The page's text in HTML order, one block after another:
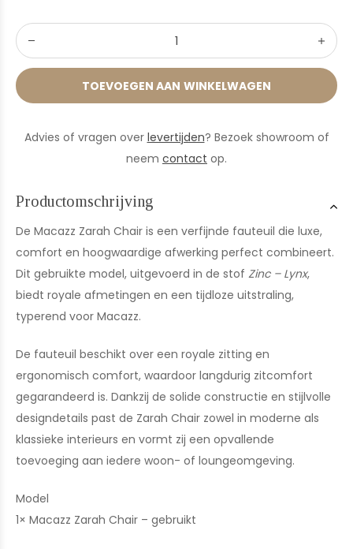
TOEVOEGEN AAN WINKELWAGEN
Advies of vragen over levertijden? Bezoek showroom of
neem contact op.
Productomschrijving
De Macazz Zarah Chair is een verfijnde fauteuil die luxe,
comfort en hoogwaardige afwerking perfect combineert.
Dit gebruikte model, uitgevoerd in de stof Zinc – Lynx,
biedt royale afmetingen en een tijdloze uitstraling,
typerend voor Macazz.
De fauteuil beschikt over een royale zitting en
ergonomisch comfort, waardoor langdurig zitcomfort
gegarandeerd is. Dankzij de solide constructie en stijlvolle
designdetails past de Zarah Chair zowel in moderne als
klassieke interieurs en vormt zij een opvallende
toevoeging aan iedere woon- of loungeomgeving.
Model
1× Macazz Zarah Chair – gebruikt